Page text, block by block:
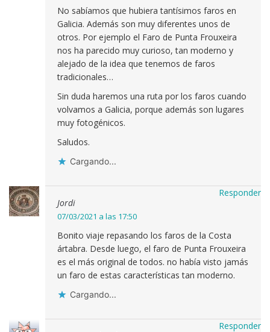
No sabíamos que hubiera tantísimos faros en
Galicia. Además son muy diferentes unos de
otros. Por ejemplo el Faro de Punta Frouxeira
nos ha parecido muy curioso, tan moderno y
alejado de la idea que tenemos de faros
tradicionales…
Sin duda haremos una ruta por los faros cuando
volvamos a Galicia, porque además son lugares
muy fotogénicos.
Saludos.
Cargando...
Jordi
07/03/2021 a las 17:50
Bonito viaje repasando los faros de la Costa
ártabra. Desde luego, el faro de Punta Frouxeira
es el más original de todos. no había visto jamás
un faro de estas características tan moderno.
Cargando...
Responder
Responder